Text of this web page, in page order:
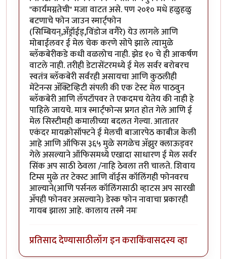
"कार्यमग्नतेची" मजा वाटत असे. पण २०१० मधे हळुहळु
बटणाचे फोन जाउन स्मार्ट्फोन
(सिम्बियन्,अँड्रॉईड्,विंडोज वगैरे) येउ लागले आणि
मोबाईलवर ई मेल चेक करणे सोपे झाले त्यामुळे
ब्लॅकबेरीकडे कधी वळलोच नाही. झेड १० चे ही आकर्षण
वाटले नाही. तरीही डेटासेंटरमध्ये ई मेल सर्वर बरोबरच
स्वतंत्र ब्लॅकबेरी सर्वरही असायचा आणि कुठलीही
मेंटेनन्स अ‍ॅक्टिव्हिटी संपली की एक टेस्ट मेल पाठवुन
ब्लॅकबेरी आणि लॅपटॉपवर ते एकदमच येतेय की नाही हे
पाहिले जायचे. मात्र स्मार्ट्फोन्स प्रगत होत गेले आणि ई
मेल सिस्टीमही कमालीच्या बदलत गेल्या. आतातर
एकंदर मायक्रोसॉफ्टने ई मेलची बाजारपेठ काबीज केली
आहे आणि ऑफिस ३६५ मुळे सगळेच अ‍ॅझुर क्लाऊड्वर
गेले असल्याने ऑफिसमध्ये एखादा साधारण ई मेल सर्वर
सिंक अप साठी ठेवला /नाहि ठेवला तरी चालते. शिवाय
टिम्स मुळे तर टेक्स्ट आणि वॉईस कॉलिंगही फोनवरच
आल्याने(आणि पर्सनल कॉलिंगसाठी व्हाटस अप सारखी
अ‍ॅपही फोनवर असल्याने) डेस्क फोन नावाचा प्रकारही
गायब झाला आहे. कालाय तस्मै नमः
प्रतिसाद देण्यासाठीलॉग इन कराकिंवासदस्य व्हा